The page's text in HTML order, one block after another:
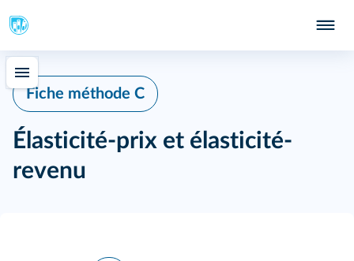
Fiche méthode C
Élasticité-prix et élasticité-
revenu